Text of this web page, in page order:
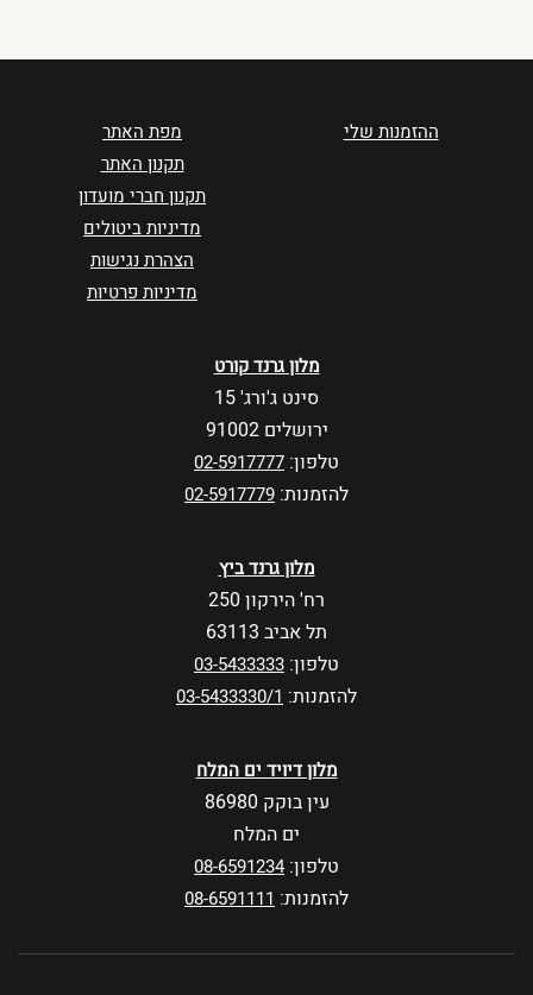
ההזמנות שלי
מפת האתר
תקנון האתר
תקנון חברי מועדון
מדיניות ביטולים
הצהרת נגישות
מדיניות פרטיות
מלון גרנד קורט
סינט ג'ורג' 15
ירושלים 91002
טלפון: 02-5917777
להזמנות: 02-5917779
מלון גרנד ביץ
רח' הירקון 250
תל אביב 63113
טלפון: 03-5433333
להזמנות: 03-5433330/1
מלון דיויד ים המלח
עין בוקק 86980
ים המלח
טלפון: 08-6591234
להזמנות: 08-6591111